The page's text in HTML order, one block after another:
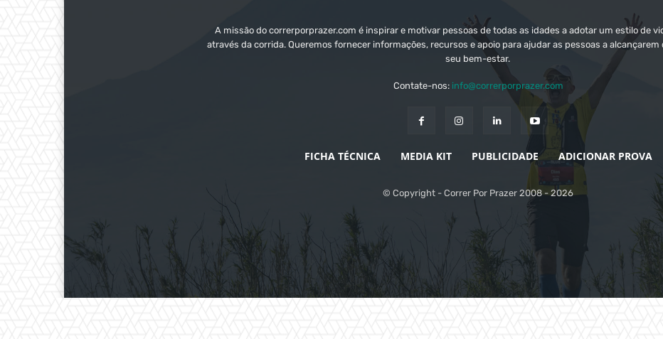
A missão do correrporprazer.com é inspirar e motivar pessoas de todas as idades a adotar um estilo de
através da corrida. Queremos fornecer informações, recursos e apoio para ajudar as pessoas a alcançarem
seu bem-estar.
Contate-nos: info@correrporprazer.com
FICHA TÉCNICA MEDIA KIT PUBLICIDADE ADICIONAR PROVA
© Copyright - Correr Por Prazer 2008 - 2026